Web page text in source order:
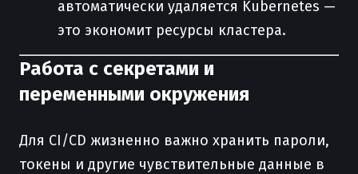
автоматически удаляется Kubernetes —
это экономит ресурсы кластера.
Работа с секретами и
переменными окружения
Для CI/CD жизненно важно хранить пароли,
токены и другие чувствительные данные в